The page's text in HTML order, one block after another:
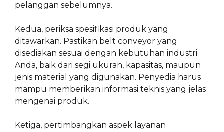
pelanggan sebelumnya.
Kedua, periksa spesifikasi produk yang
ditawarkan. Pastikan belt conveyor yang
disediakan sesuai dengan kebutuhan industri
Anda, baik dari segi ukuran, kapasitas, maupun
jenis material yang digunakan. Penyedia harus
mampu memberikan informasi teknis yang jelas
mengenai produk.
Ketiga, pertimbangkan aspek layanan